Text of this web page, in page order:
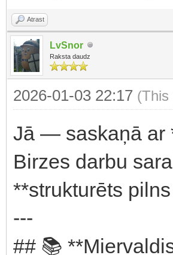
Atrast
LvSnor
Raksta daudz
2026-01-03 22:17
Jā — saskaņā ar
Birzes darbu
**strukturēts
---
## 📚